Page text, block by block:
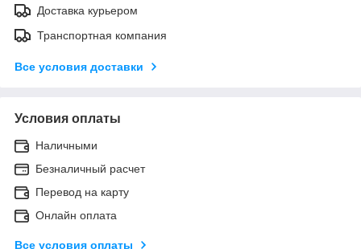
Доставка курьером
Транспортная компания
Все условия доставки
Условия оплаты
Наличными
Безналичный расчет
Перевод на карту
Онлайн оплата
Все условия оплаты